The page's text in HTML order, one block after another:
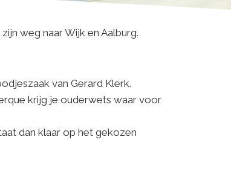
weg naar Wijk en Aalburg.
van Gerard Klerk.
krijg je ouderwets waar voor
dan klaar op het gekozen